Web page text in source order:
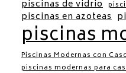
piscinas de vidrio
piscinas en azoteas
piscinas
Piscinas Modernas con
piscinas modernas para